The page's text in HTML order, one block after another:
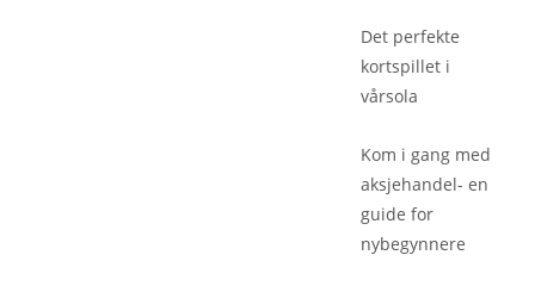
Det perfekte
kortspillet i
vårsola
Kom i gang med
aksjehandel- en
guide for
nybegynnere